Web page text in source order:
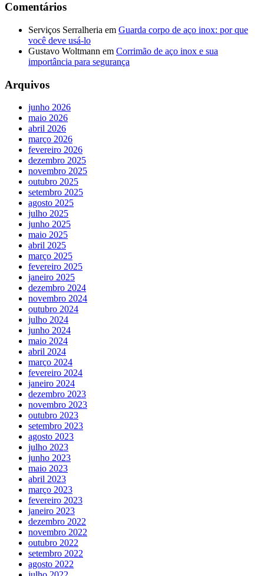
Comentários
Serviços Serralheria em Guarda corpo de aço inox: por que
você deve usá-lo
Gustavo Woltmann em Corrimão de aço inox e sua
importância para segurança
Arquivos
junho 2026
maio 2026
abril 2026
março 2026
fevereiro 2026
dezembro 2025
novembro 2025
outubro 2025
setembro 2025
agosto 2025
julho 2025
junho 2025
maio 2025
abril 2025
março 2025
fevereiro 2025
janeiro 2025
dezembro 2024
novembro 2024
outubro 2024
julho 2024
junho 2024
maio 2024
abril 2024
março 2024
fevereiro 2024
janeiro 2024
dezembro 2023
novembro 2023
outubro 2023
setembro 2023
agosto 2023
julho 2023
junho 2023
maio 2023
abril 2023
março 2023
fevereiro 2023
janeiro 2023
dezembro 2022
novembro 2022
outubro 2022
setembro 2022
agosto 2022